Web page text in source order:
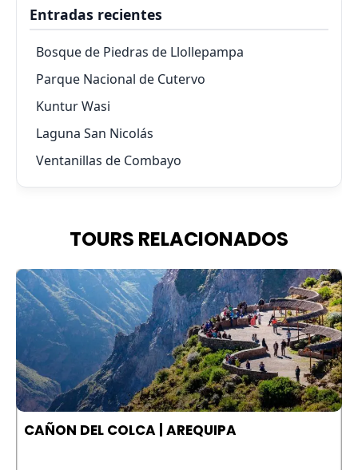
Entradas recientes
Bosque de Piedras de Llollepampa
Parque Nacional de Cutervo
Kuntur Wasi
Laguna San Nicolás
Ventanillas de Combayo
TOURS RELACIONADOS
CAÑON DEL COLCA | AREQUIPA